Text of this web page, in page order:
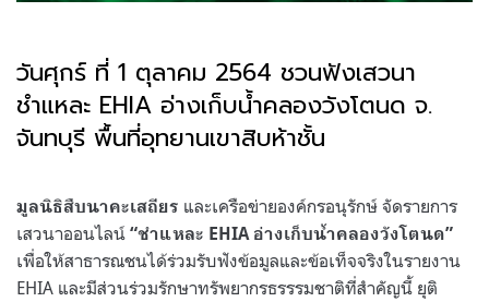
วันศุกร์ ที่ 1 ตุลาคม 2564 ชวนฟังเสวนา
ชำแหละ EHIA อ่างเก็บน้ำคลองวังโตนด จ​.​
จันทบุรี พื้นที่อุทยานเขาสิบห้าชั้น
มูลนิธิสืบนาคะเสถียร และเครือข่ายองค์กรอนุรักษ์ จัดรายการ
เสวนาออนไลน์ “ชำแหละ EHIA อ่างเก็บน้ำคลองวังโตนด”
เพื่อให้สาธารณชนได้ร่วมรับฟังข้อมูลและข้อเท็จจริงในรายงาน
EHIA และมีส่วนร่วมรักษาทรัพยากรธรรรมชาติที่สำคัญนี้ ยุติ